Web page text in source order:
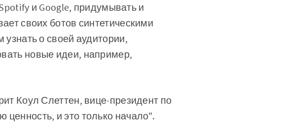
и Google, придумывать и
своих ботов синтетическими
о своей аудитории,
новые идеи, например,
Коул Слеттен, вице-президент по
и это только начало".